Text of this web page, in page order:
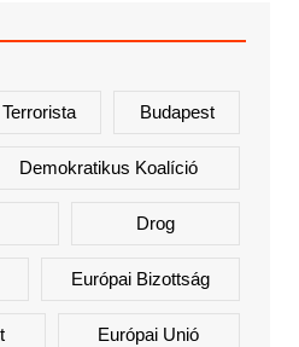
Budapest
Demokratikus Koalíció
Drog
Európai Bizottság
Európai Unió